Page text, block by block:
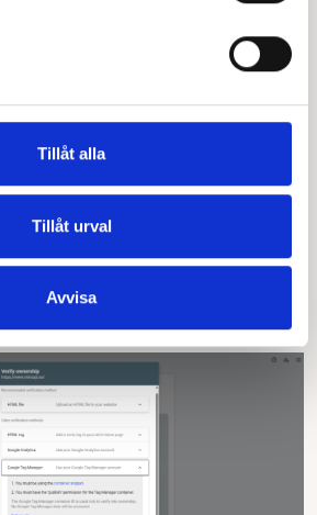
Tillåt alla
Tillåt urval
Avvisa
installerat på sidan kan du